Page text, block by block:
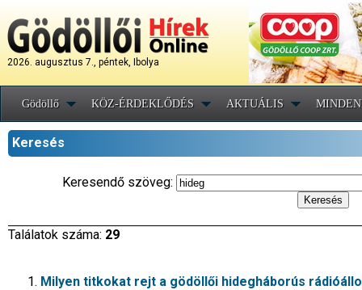
2026. augusztus 7., péntek, Ibolya
Gödöllő KÖZ-ÉRDEKLŐDÉS AKTUÁLIS
Keresés
Keresendő szöveg:
Találatok száma: 29
Milyen titkokat rejt a gödöllői hidegháborús